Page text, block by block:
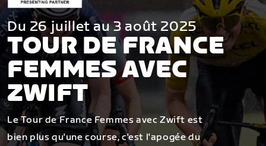
Du 26 juillet au 3 août 2025
TOUR DE FRANCE
FEMMES AVEC
ZWIFT
Le Tour de France Femmes avec Zwift est
bien plus qu'une course, c'est l'apogée du